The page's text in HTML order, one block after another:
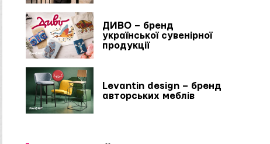
ДИВО – бренд
української сувенірної
продукції
Levantin design – бренд
авторських меблів